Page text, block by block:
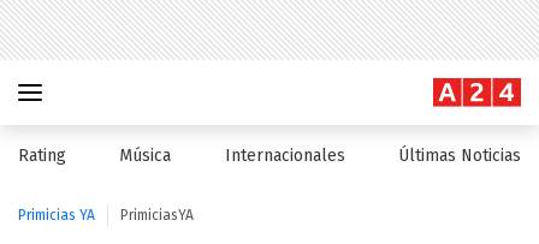
Rating Música Internacionales Últimas Noticias
Primicias YA PrimiciasYA